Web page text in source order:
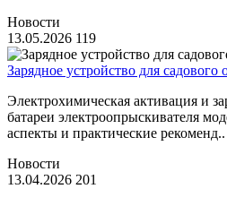
Новости
13.05.2026 119
Зарядное устройство для садового
Электрохимическая активация и
батареи электроопрыскивателя
аспекты и практические рекоменд..
Новости
13.04.2026 201